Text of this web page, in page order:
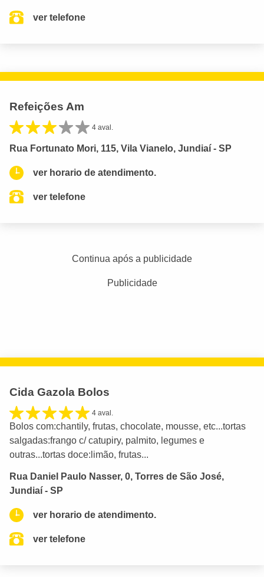
ver telefone
Refeições Am
4 aval.
Rua Fortunato Mori, 115, Vila Vianelo, Jundiaí - SP
ver horario de atendimento.
ver telefone
Continua após a publicidade
Publicidade
Cida Gazola Bolos
4 aval.
Bolos com:chantily, frutas, chocolate, mousse, etc...tortas
salgadas:frango c/ catupiry, palmito, legumes e
outras...tortas doce:limão, frutas...
Rua Daniel Paulo Nasser, 0, Torres de São José,
Jundiaí - SP
ver horario de atendimento.
ver telefone